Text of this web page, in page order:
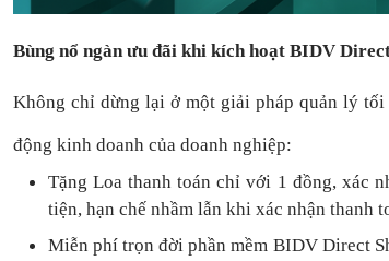
Bùng nổ ngàn ưu đãi khi kích hoạt BIDV
Không chỉ dừng lại ở một giải pháp quản lý
động kinh doanh của doanh nghiệp:
Tặng Loa thanh toánchỉ với 1 đồng,xác
tiện, hạn chế nhầm lẫn khi xác nhận thanh
Miễn phí trọn đờiphần mềm BIDV Direct